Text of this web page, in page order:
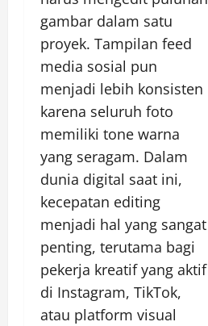
gambar dalam satu
proyek. Tampilan feed
media sosial pun
menjadi lebih konsisten
karena seluruh foto
memiliki tone warna
yang seragam. Dalam
dunia digital saat ini,
kecepatan editing
menjadi hal yang sangat
penting, terutama bagi
pekerja kreatif yang aktif
di Instagram, TikTok,
atau platform visual